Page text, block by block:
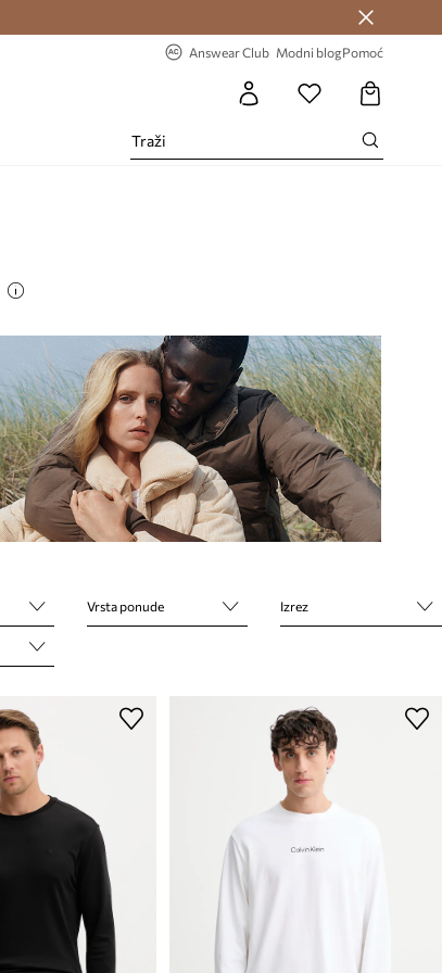
Answear Club Modni blogPomoć
Vrsta ponude Izrez